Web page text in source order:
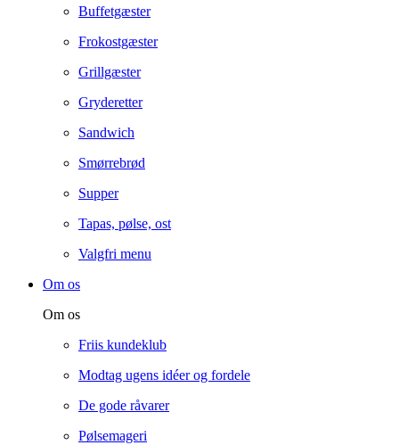
Buffetgæster
Frokostgæster
Grillgæster
Gryderetter
Sandwich
Smørrebrød
Supper
Tapas, pølse, ost
Valgfri menu
Om os
Om os
Friis kundeklub
Modtag ugens idéer og fordele
De gode råvarer
Pølsemageri